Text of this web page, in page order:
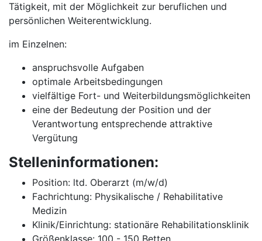
Tätigkeit, mit der Möglichkeit zur beruflichen und
persönlichen Weiterentwicklung.
im Einzelnen:
anspruchsvolle Aufgaben
optimale Arbeitsbedingungen
vielfältige Fort- und Weiterbildungsmöglichkeiten
eine der Bedeutung der Position und der
Verantwortung entsprechende attraktive
Vergütung
Stelleninformationen:
Position: ltd. Oberarzt (m/w/d)
Fachrichtung: Physikalische / Rehabilitative
Medizin
Klinik/Einrichtung: stationäre Rehabilitationsklinik
Größenklasse: 100 - 150 Betten